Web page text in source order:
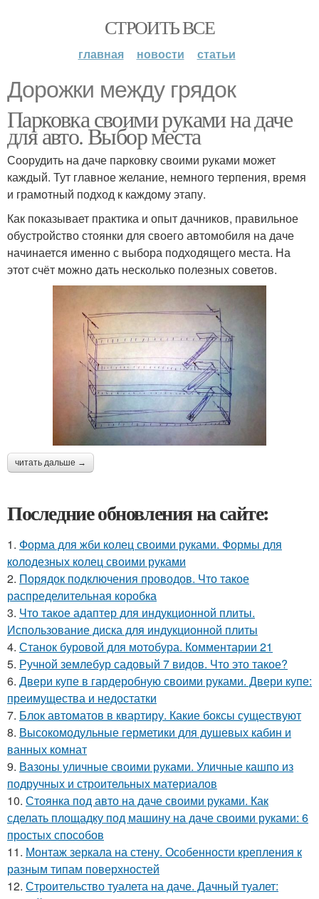
СТРОИТЬ ВСЕ
главная новости статьи
Дорожки между грядок
Парковка своими руками на даче
для авто. Выбор места
Соорудить на даче парковку своими руками может
каждый. Тут главное желание, немного терпения, время
и грамотный подход к каждому этапу.
Как показывает практика и опыт дачников, правильное
обустройство стоянки для своего автомобиля на даче
начинается именно с выбора подходящего места. На
этот счёт можно дать несколько полезных советов.
читать дальше →
Последние обновления на сайте:
1. Форма для жби колец своими руками. Формы для
колодезных колец своими руками
2. Порядок подключения проводов. Что такое
распределительная коробка
3. Что такое адаптер для индукционной плиты.
Использование диска для индукционной плиты
4. Станок буровой для мотобура. Комментарии 21
5. Ручной землебур садовый 7 видов. Что это такое?
6. Двери купе в гардеробную своими руками. Двери купе:
преимущества и недостатки
7. Блок автоматов в квартиру. Какие боксы существуют
8. Высокомодульные герметики для душевых кабин и
ванных комнат
9. Вазоны уличные своими руками. Уличные кашпо из
подручных и строительных материалов
10. Стоянка под авто на даче своими руками. Как
сделать площадку под машину на даче своими руками: 6
простых способов
11. Монтаж зеркала на стену. Особенности крепления к
разным типам поверхностей
12. Строительство туалета на даче. Дачный туалет: